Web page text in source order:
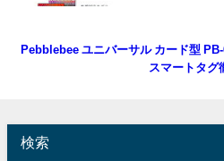
Pebblebee ユニバーサル カード型
スマートタグ
検索